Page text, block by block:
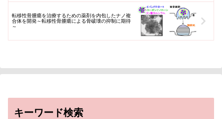
転移性骨腫瘍を治療するための薬剤を内包したナノ複
合体を開発～転移性骨腫瘍による骨破壊の抑制に期待
～
キーワード検索